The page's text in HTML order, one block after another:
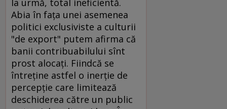
la urmă, total ineficientă.
Abia în faţa unei asemenea
politici exclusiviste a culturii
"de export" putem afirma că
banii contribuabilului sînt
prost alocaţi. Fiindcă se
întreţine astfel o inerţie de
percepţie care limitează
deschiderea către un public